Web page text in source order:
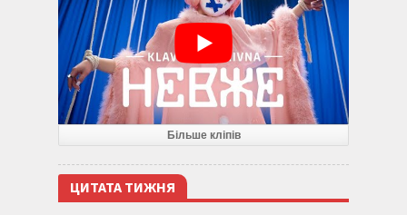
Більше кліпів
ЦИТАТА ТИЖНЯ